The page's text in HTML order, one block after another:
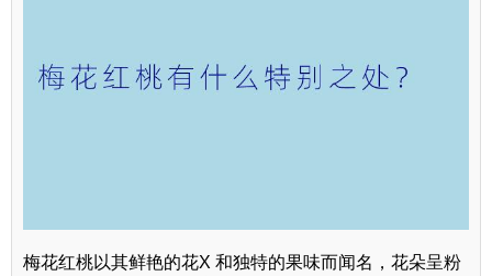
梅花红桃以其鲜艳的花X 和独特的果味而闻名，花朵呈粉